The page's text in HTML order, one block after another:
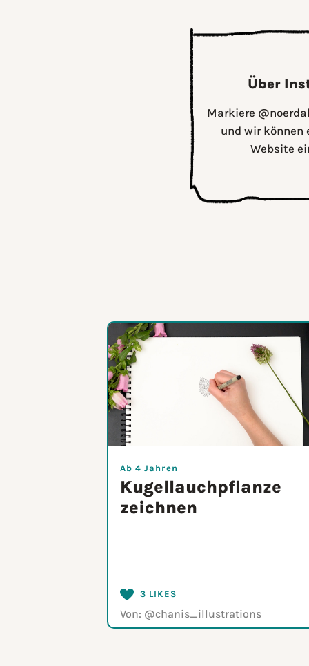
Über
Markiere
und wir können
Website
Ab 4 Jahren
Kugellauchpflanze
zeichnen
3 LIKES
Von: @chanis_illustrations